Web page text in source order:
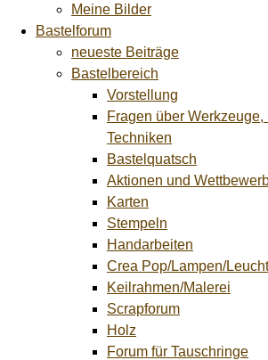
Meine Bilder
Bastelforum
neueste Beiträge
Bastelbereich
Vorstellung
Fragen über
Techniken
Bastelquatsch
Aktionen und
Karten
Stempeln
Handarbeiten
Crea Pop/Lampen/
Keilrahmen/Malerei
Scrapforum
Holz
Forum für Tauschringe